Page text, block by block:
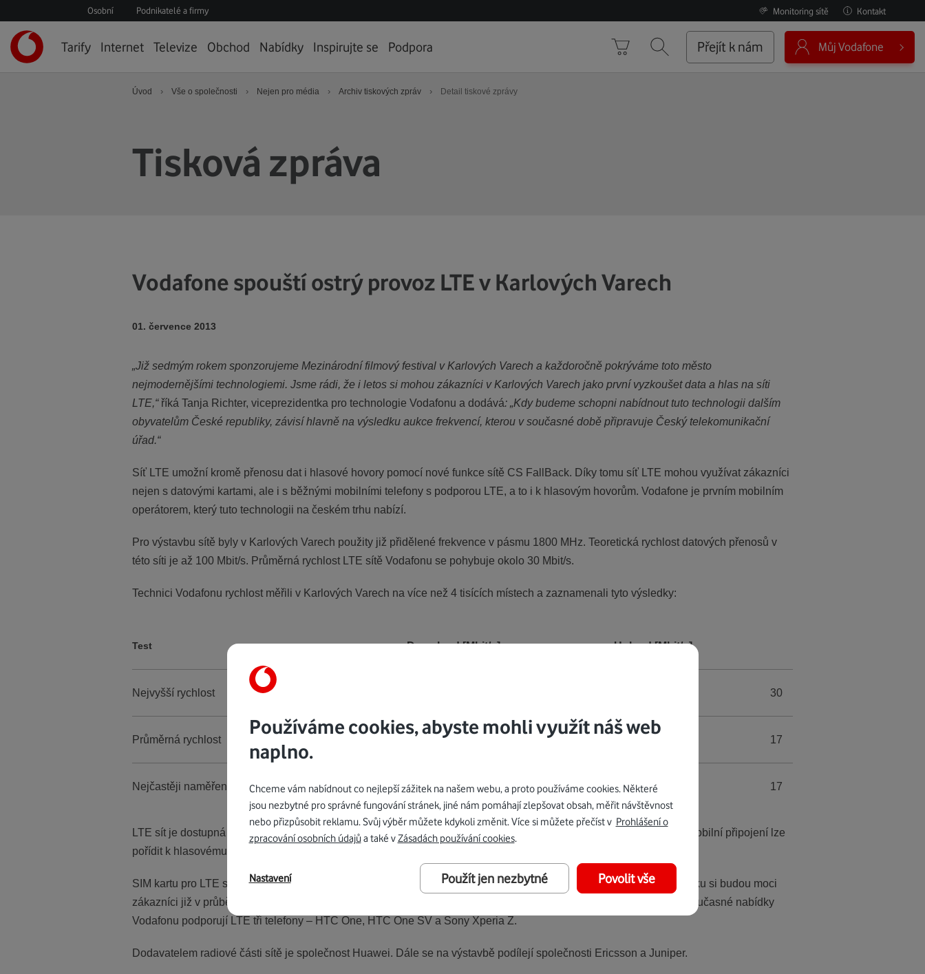
Kontakt
Monitoring sítě
Osobní Podnikatelé a firmy
stránkaTarify Internet Televize Obchod Nabídky Inspirujte se Podpora Košík
VyhledáváníPřejít k nám Můj Vodafone
Úvod › Vše o společnosti › Nejen pro média › Archiv tiskových zpráv › Detail tiskové zprávy
Tisková zpráva
Vodafone spouští ostrý provoz LTE v Karlových Varech
01. července 2013
„Již sedmým rokem sponzorujeme Mezinárodní filmový festival v Karlových Varech a každoročně pokrýváme toto město
nejmodernějšími technologiemi. Jsme rádi, že i letos si mohou zákazníci v Karlových Varech jako první vyzkoušet data a hlas na síti
LTE,“ říká Tanja Richter, viceprezidentka pro technologie Vodafonu a dodává: „Kdy budeme schopni nabídnout tuto technologii dalším
obyvatelům České republiky, závisí hlavně na výsledku aukce frekvencí, kterou v současné době připravuje Český telekomunikační
úřad.“
Síť LTE umožní kromě přenosu dat i hlasové hovory pomocí nové funkce sítě CS FallBack. Díky tomu síť LTE mohou využívat zákazníci
nejen s datovými kartami, ale i s běžnými mobilními telefony s podporou LTE, a to i k hlasovým hovorům. Vodafone je prvním mobilním
operátorem, který tuto technologii na českém trhu nabízí.
Pro výstavbu sítě byly v Karlových Varech použity již přidělené frekvence v pásmu 1800 MHz. Teoretická rychlost datových přenosů v
této síti je až 100 Mbit/s. Průměrná rychlost LTE sítě Vodafonu se pohybuje okolo 30 Mbit/s.
Technici Vodafonu rychlost měřili v Karlových Varech na více než 4 tisících místech a zaznamenali tyto výsledky:
Test Download [Mbit/s] Upload [Mbit/s]
Nejvyšší rychlost 30
Průměrná rychlost 17
Nejčastěji naměřená rychlost 35 17
LTE sít je dostupná všem zákazníkům s tarifem Red Premium, nebo datovým tarifem Mobilní připojení 10 GB. Tarif Mobilní připojení lze
pořídit k hlasovému tarifu jako datovou SIM kartu s 50% slevou.
SIM kartu pro LTE si mohou zákazníci zdarma vyměnit ve všech prodejnách Vodafonu. Pro využívání LTE v notebooku si budou moci
zákazníci již v průběhu tohoto týdne pořídit v prodejnách Vodafonu v Karlových Varech speciální USB modem. Ze současné nabídky
Vodafonu podporují LTE tři telefony – HTC One, HTC One SV a Sony Xperia Z.
Dodavatelem radiové části sítě je společnost Huawei. Dále se na výstavbě podílejí společnosti Ericsson a Juniper.
Používáme cookies, abyste mohli využít náš web
naplno.
Chceme vám nabídnout co nejlepší zážitek na našem webu, a proto používáme cookies. Některé
jsou nezbytné pro správné fungování stránek, jiné nám pomáhají zlepšovat obsah, měřit návštěvnost
nebo přizpůsobit reklamu. Svůj výběr můžete kdykoli změnit. Více si můžete přečíst v Prohlášení o
zpracování osobních údajůa také vZásadách používání cookies.
Použít jen nezbytné Povolit vše
Nastavení